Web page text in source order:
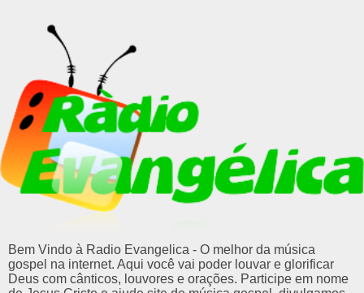
Bem Vindo à Radio Evangelica - O melhor da música
gospel na internet. Aqui você vai poder louvar e glorificar
Deus com cânticos, louvores e orações. Participe em nome